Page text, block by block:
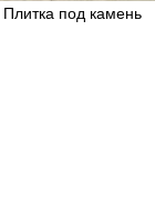
Плитка под камень